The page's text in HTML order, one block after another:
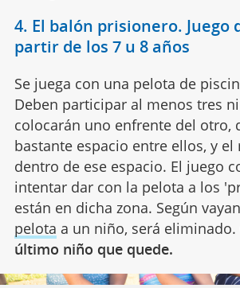
4. El balón prisionero. Juego
partir de los 7 u 8 años
Se juega con una pelota de
Deben participar al menos tres
colocarán uno enfrente del otro,
bastante espacio entre ellos, y el
dentro de ese espacio. El juego
intentar dar con la pelota a los
están en dicha zona. Según
pelota a un niño, será eliminado.
último niño que quede.